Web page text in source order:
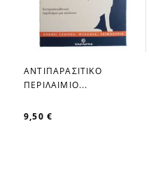
favorite_border
ΑΝΤΙΠΑΡΑΣΙΤΙΚΟ
ΠΕΡΙΛΑΙΜΙΟ...
9,50 €